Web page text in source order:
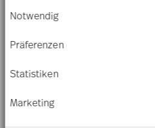
Sie können Ihre Einwilligung
Cookie-Erklärung oder durch
Privacy Trigger Symbol
Informationen über
erfassen, welche bis
Ihr Gerät durch
Notwendig
Präferenzen
Statistiken
Marketing
SQUALL
Vase 11 cm